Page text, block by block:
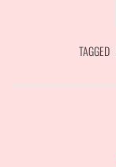
TAGGED